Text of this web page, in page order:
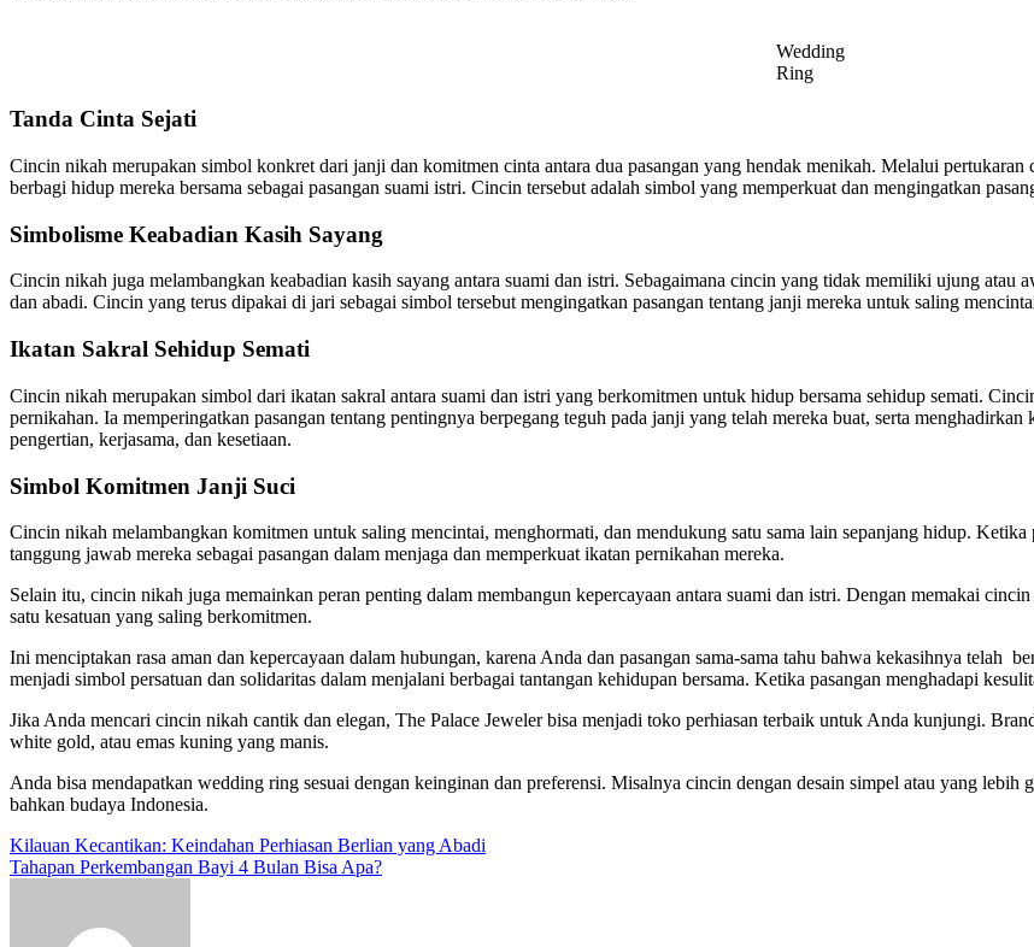
Wedding
Ring
Tanda Cinta Sejati
Cincin nikah merupakan simbol konkret dari janji dan komitmen cinta antara dua pasangan yang hendak menikah. Melalui
berbagi hidup mereka bersama sebagai pasangan suami istri. Cincin tersebut adalah simbol yang memperkuat dan mengingatkan
Simbolisme Keabadian Kasih Sayang
Cincin nikah juga melambangkan keabadian kasih sayang antara suami dan istri. Sebagaimana cincin yang tidak memiliki ujung atau
dan abadi. Cincin yang terus dipakai di jari sebagai simbol tersebut mengingatkan pasangan tentang janji mereka untuk saling
Ikatan Sakral Sehidup Semati
Cincin nikah merupakan simbol dari ikatan sakral antara suami dan istri yang berkomitmen untuk hidup bersama sehidup semati.
pernikahan. Ia memperingatkan pasangan tentang pentingnya berpegang teguh pada janji yang telah mereka buat, serta
pengertian, kerjasama, dan kesetiaan.
Simbol Komitmen Janji Suci
Cincin nikah melambangkan komitmen untuk saling mencintai, menghormati, dan mendukung satu sama lain sepanjang hidup.
tanggung jawab mereka sebagai pasangan dalam menjaga dan memperkuat ikatan pernikahan mereka.
Selain itu, cincin nikah juga memainkan peran penting dalam membangun kepercayaan antara suami dan istri. Dengan memakai
satu kesatuan yang saling berkomitmen.
Ini menciptakan rasa aman dan kepercayaan dalam hubungan, karena Anda dan pasangan sama-sama tahu bahwa kekasihnya telah
menjadi simbol persatuan dan solidaritas dalam menjalani berbagai tantangan kehidupan bersama. Ketika pasangan menghadapi
Jika Anda mencari cincin nikah cantik dan elegan, The Palace Jeweler bisa menjadi toko perhiasan terbaik untuk Anda kunjungi.
white gold, atau emas kuning yang manis.
Anda bisa mendapatkan wedding ring sesuai dengan keinginan dan preferensi. Misalnya cincin dengan desain simpel atau yang
bahkan budaya Indonesia.
Post
navigation
Kilauan Kecantikan: Keindahan Perhiasan Berlian yang Abadi
Tahapan Perkembangan Bayi 4 Bulan Bisa Apa?